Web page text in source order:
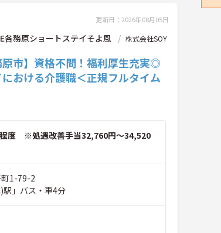
更新日：2026年08月05日
各務原ショートステイそよ風
株式会社SOY
原市】資格不問！福利厚生充実◎
おける介護職＜正規フルタイム
程度 ※処遇改善手当32,760円～34,520
町1-79-2
駅」バス・車4分